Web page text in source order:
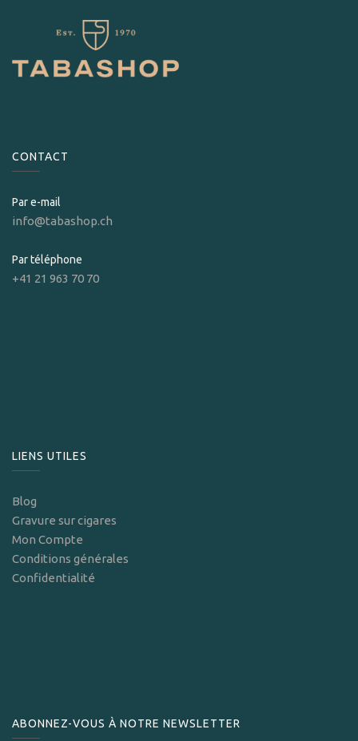
CONTACT
Par e-mail
info@tabashop.ch
Par téléphone
+41 21 963 70 70
LIENS UTILES
Blog
Gravure sur cigares
Mon Compte
Conditions générales
Confidentialité
ABONNEZ-VOUS À NOTRE NEWSLETTER